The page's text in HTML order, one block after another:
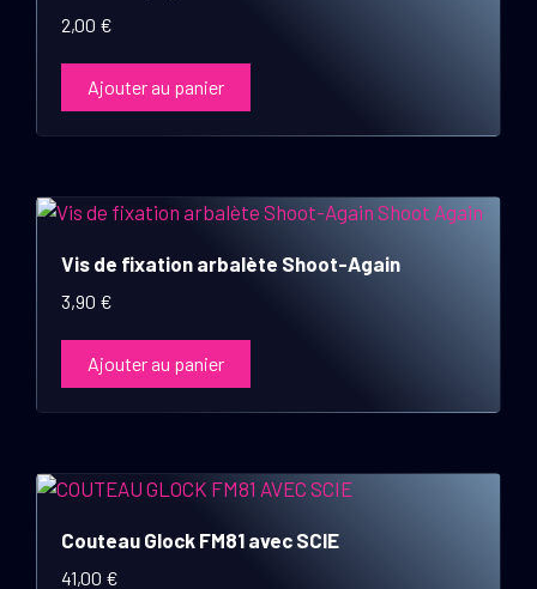
2,00 €
Ajouter au panier
Vis de fixation arbalète Shoot-Again
3,90 €
Ajouter au panier
Couteau Glock FM81 avec SCIE
41,00 €
Ce
plusieurs